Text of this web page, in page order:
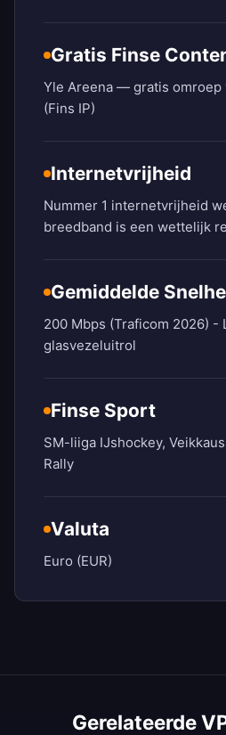
Gratis Finse
Yle Areena — gratis omroep
(Fins IP)
Internetvrijheid
Nummer 1 internetvrijheid
breedband is een wettelijk
Gemiddelde
200 Mbps (Traficom 2026) -
glasvezeluitrol
Finse Sport
SM-liiga IJshockey,
Rally
Valuta
Euro (EUR)
Gerelateerde